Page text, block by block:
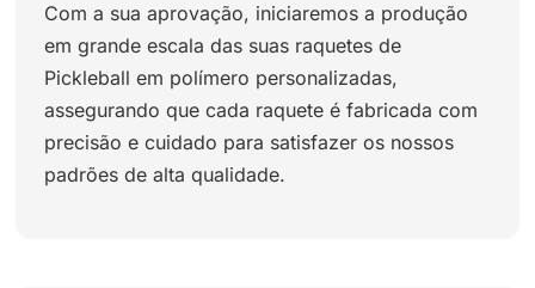
Com a sua aprovação, iniciaremos a produção
em grande escala das suas raquetes de
Pickleball em polímero personalizadas,
assegurando que cada raquete é fabricada com
precisão e cuidado para satisfazer os nossos
padrões de alta qualidade.